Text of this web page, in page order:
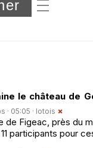
le château de
· 05:05 · lotois
de Figeac, près du
participants pour